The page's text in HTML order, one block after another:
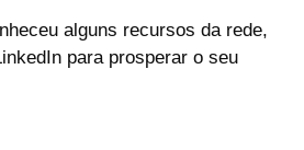
alguns recursos da rede,
para prosperar o seu